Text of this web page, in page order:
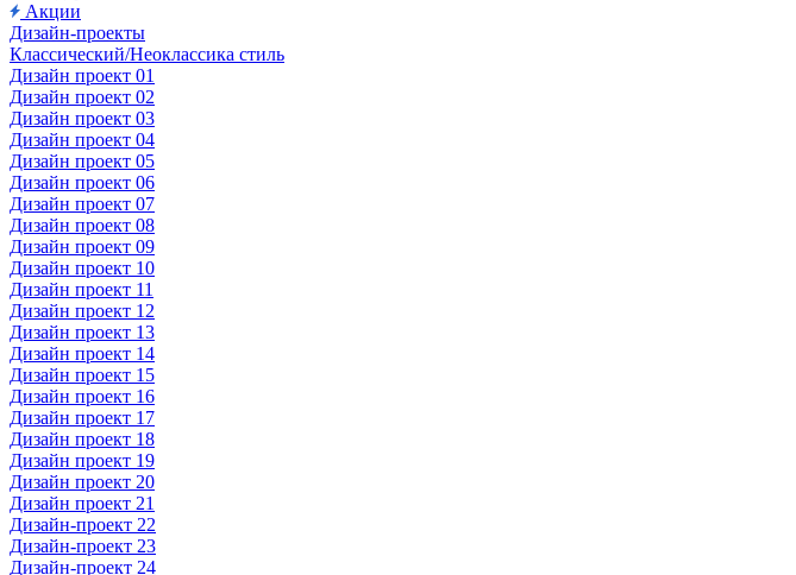
Акции
Дизайн-проекты
Классический/Неоклассика стиль
Дизайн проект 01
Дизайн проект 02
Дизайн проект 03
Дизайн проект 04
Дизайн проект 05
Дизайн проект 06
Дизайн проект 07
Дизайн проект 08
Дизайн проект 09
Дизайн проект 10
Дизайн проект 11
Дизайн проект 12
Дизайн проект 13
Дизайн проект 14
Дизайн проект 15
Дизайн проект 16
Дизайн проект 17
Дизайн проект 18
Дизайн проект 19
Дизайн проект 20
Дизайн проект 21
Дизайн-проект 22
Дизайн-проект 23
Дизайн-проект 24